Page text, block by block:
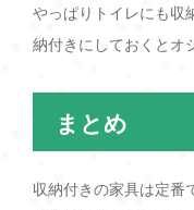
やっぱりトイレにも収
納付きにしておくとオ
まとめ
収納付きの家具は定番